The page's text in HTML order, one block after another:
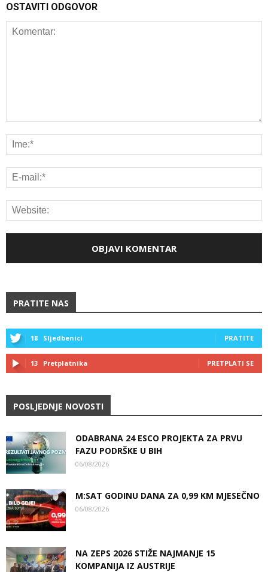
OSTAVITI ODGOVOR
PRATITE NAS
18 Sljedbenici PRATITE
13 Pretplatnika PRETPLATI SE
POSLJEDNJE NOVOSTI
ODABRANA 24 ESCO PROJEKTA ZA PRVU
FAZU PODRŠKE U BIH
06/08/2026
M:SAT GODINU DANA ZA 0,99 KM MJESEČNO
06/08/2026
NA ZEPS 2026 STIŽE NAJMANJE 15
KOMPANIJA IZ AUSTRIJE